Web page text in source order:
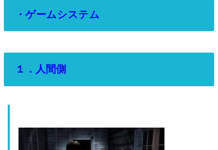
・ゲームシステム
１．人間側